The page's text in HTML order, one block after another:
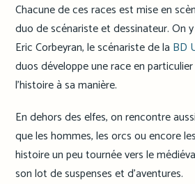
Chacune de ces races est mise en
duo de scénariste et dessinateur. On
Eric Corbeyran, le scénariste de la BD
duos développe une race en
l’histoire à sa manière.
En dehors des elfes, on rencontre
que les hommes, les orcs ou encore
histoire un peu tournée vers le
son lot de suspenses et d’aventures.